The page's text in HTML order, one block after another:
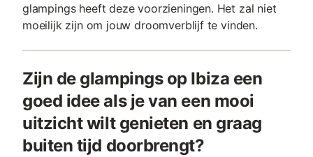
glampings heeft deze voorzieningen. Het zal niet
moeilijk zijn om jouw droomverblijf te vinden.
Zijn de glampings op Ibiza een
goed idee als je van een mooi
uitzicht wilt genieten en graag
buiten tijd doorbrengt?